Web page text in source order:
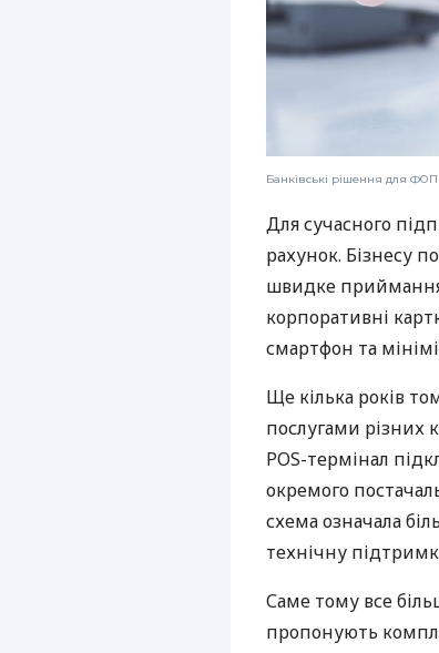
Банківські рішення для ФОП
Для сучасного
рахунок. Бізнесу
швидке приймання
корпоративні
смартфон та
Ще кілька років
послугами різних
POS-термінал
окремого
схема означала
технічну
Саме тому все
пропонують